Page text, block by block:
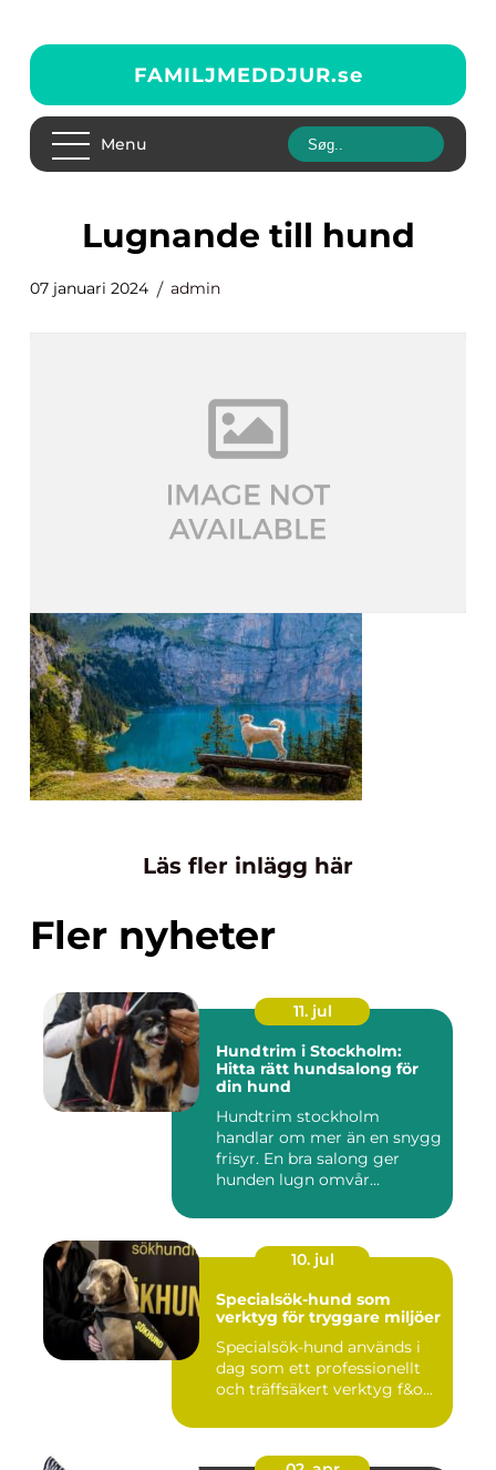
FAMILJMEDDJUR.se
Menu
lugnande till hund
07 januari 2024 admin
Läs fler inlägg här
Fler nyheter
11. jul
Hundtrim i Stockholm:
Hitta rätt hundsalong för
din hund
Hundtrim stockholm
handlar om mer än en snygg
frisyr. En bra salong ger
hunden lugn omvår...
10. jul
Specialsök-hund som
verktyg för tryggare miljöer
Specialsök-hund används i
dag som ett professionellt
och träffsäkert verktyg f&o...